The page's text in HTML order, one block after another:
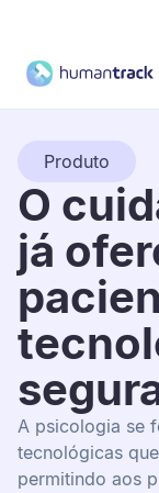
Produto
O
já
A psicologia se
tecnológicas
permitindo aos